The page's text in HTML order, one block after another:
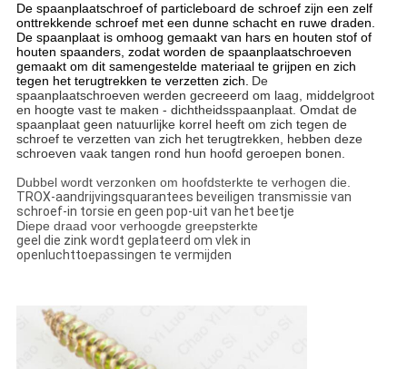
De spaanplaatschroef of particleboard de schroef zijn een zelf
onttrekkende schroef met een dunne schacht en ruwe draden.
De spaanplaat is omhoog gemaakt van hars en houten stof of
houten spaanders, zodat worden de spaanplaatschroeven
gemaakt om dit samengestelde materiaal te grijpen en zich
tegen het terugtrekken te verzetten zich. De
spaanplaatschroeven werden gecreeerd om laag, middelgroot
en hoogte vast te maken - dichtheidsspaanplaat. Omdat de
spaanplaat geen natuurlijke korrel heeft om zich tegen de
schroef te verzetten van zich het terugtrekken, hebben deze
schroeven vaak tangen rond hun hoofd geroepen bonen.
Dubbel wordt verzonken om hoofdsterkte te verhogen die.
TROX-aandrijvingsquarantees beveiligen transmissie van
schroef-in torsie en geen pop-uit van het beetje
Diepe draad voor verhoogde greepsterkte
geel die zink wordt geplateerd om vlek in
openluchttoepassingen te vermijden